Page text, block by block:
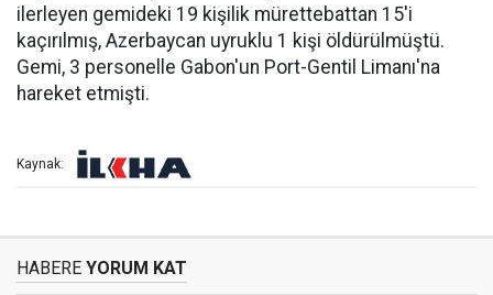
ilerleyen gemideki 19 kişilik mürettebattan 15'i
kaçırılmış, Azerbaycan uyruklu 1 kişi öldürülmüştü.
Gemi, 3 personelle Gabon'un Port-Gentil Limanı'na
hareket etmişti.
Kaynak:
HABERE YORUM KAT